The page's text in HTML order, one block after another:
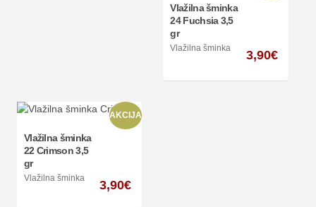
Vlažilna šminka
24 Fuchsia 3,5
gr
Vlažilna šminka 3,90€
AKCIJA
Vlažilna šminka
22 Crimson 3,5
gr
Vlažilna šminka 3,90€